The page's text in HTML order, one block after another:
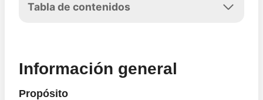
Tabla de contenidos
Información general
Propósito